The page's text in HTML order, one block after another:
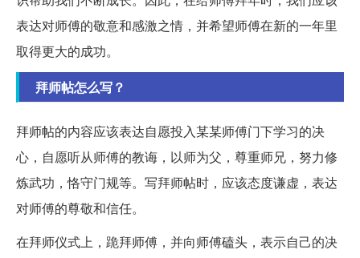
表达对师傅的敬意和感激之情，并希望师傅在新的一年里
取得更大的成功。
拜师帖怎么写？
拜师帖的内容应该表达自愿投入某某师傅门下学习的决
心，自愿听从师傅的教诲，以师为父，尊重师兄，努力修
炼武功，恪守门规等。写拜师帖时，应该态度谦虚，表达
对师傅的尊敬和信任。
在拜师仪式上，跪拜师傅，并向师傅磕头，表示自己的决